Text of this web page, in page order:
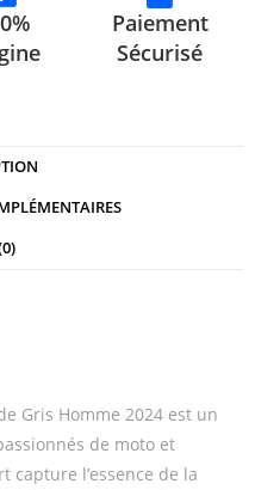
Paiement
Sécurisé
Gris Homme 2024 est un
de moto et
capture l’essence de la